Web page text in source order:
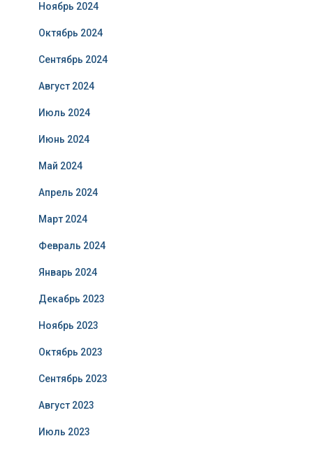
Ноябрь 2024
Октябрь 2024
Сентябрь 2024
Август 2024
Июль 2024
Июнь 2024
Май 2024
Апрель 2024
Март 2024
Февраль 2024
Январь 2024
Декабрь 2023
Ноябрь 2023
Октябрь 2023
Сентябрь 2023
Август 2023
Июль 2023